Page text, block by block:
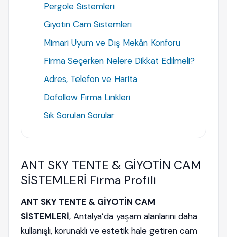
Pergole Sistemleri
Giyotin Cam Sistemleri
Mimari Uyum ve Dış Mekân Konforu
Firma Seçerken Nelere Dikkat Edilmeli?
Adres, Telefon ve Harita
Dofollow Firma Linkleri
Sık Sorulan Sorular
ANT SKY TENTE & GİYOTİN CAM
SİSTEMLERİ Firma Profili
ANT SKY TENTE & GİYOTİN CAM
SİSTEMLERİ, Antalya’da yaşam alanlarını daha
kullanışlı, korunaklı ve estetik hale getiren cam